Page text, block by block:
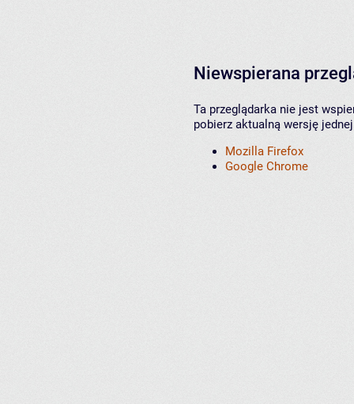
Niewspierana
Ta przeglądarka nie jest
pobierz aktualną wersję
Mozilla Firefox
Google Chrome